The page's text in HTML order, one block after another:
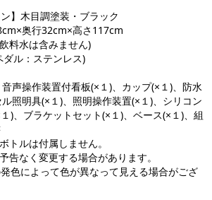
】木目調塗装・ブラック
奥行32cm×高さ117cm
料水は含みません)
ダル：ステンレス)
音声操作装置付看板(×１)、カップ(×１)、防水
照明具(×１)、照明操作装置(×１)、シリコン
)、ブラケットセット(×１)、ベース(×１)、組
トルは付属しません。
告なく変更する場合があります。
色によって色が異なって見える場合がござ